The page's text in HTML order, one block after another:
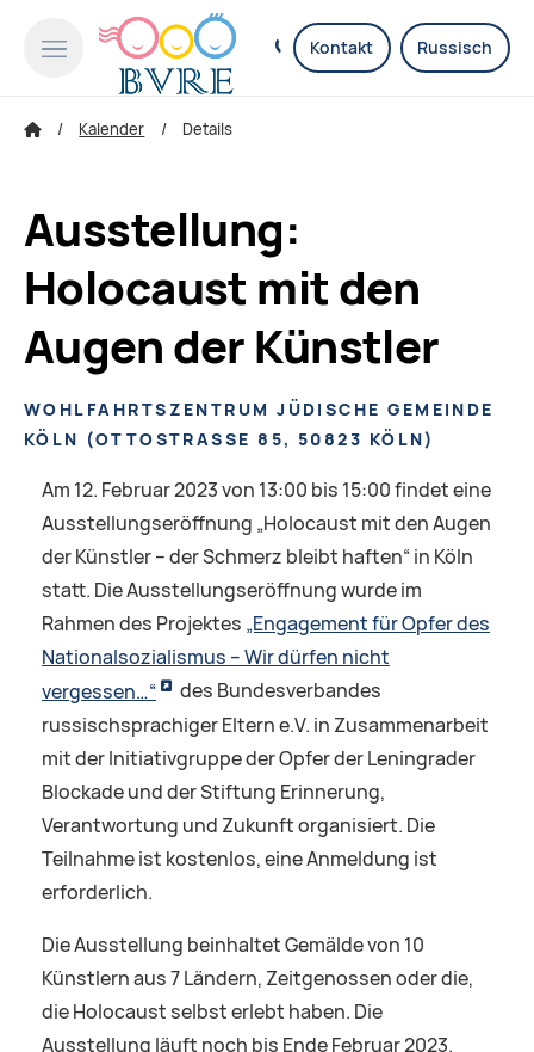
Kontakt Russisch
Kalender Details
Ausstellung:
Holocaust mit den
Augen der Künstler
WOHLFAHRTSZENTRUM JÜDISCHE GEMEINDE
KÖLN (OTTOSTRASSE 85, 50823 KÖLN )
Am 12. Februar 2023 von 13:00 bis 15:00 findet eine
Ausstellungseröffnung „Holocaust mit den Augen
der Künstler – der Schmerz bleibt haften“ in Köln
statt. Die Ausstellungseröffnung wurde im
Rahmen des Projektes „Engagement für Opfer des
Nationalsozialismus – Wir dürfen nicht
vergessen…“
des Bundesverbandes
russischsprachiger Eltern e.V. in Zusammenarbeit
mit der Initiativgruppe der Opfer der Leningrader
Blockade und der Stiftung Erinnerung,
Verantwortung und Zukunft organisiert. Die
Teilnahme ist kostenlos, eine Anmeldung ist
erforderlich.
Die Ausstellung beinhaltet Gemälde von 10
Künstlern aus 7 Ländern, Zeitgenossen oder die,
die Holocaust selbst erlebt haben. Die
Ausstellung läuft noch bis Ende Februar 2023.